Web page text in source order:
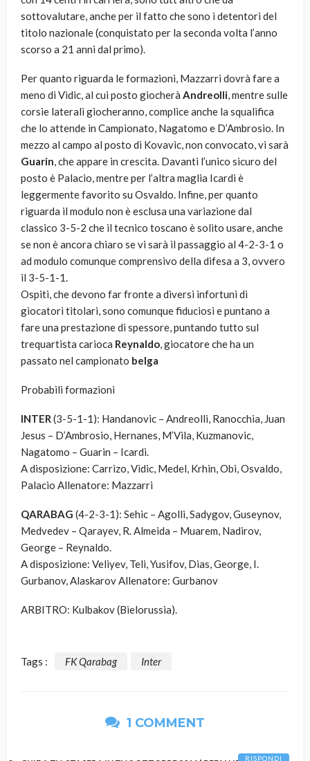
sottovalutare, anche per il fatto che sono i detentori del
titolo nazionale (conquistato per la seconda volta l’anno
scorso a 21 anni dal primo).
Per quanto riguarda le formazioni, Mazzarri dovrà fare a
meno di Vidic, al cui posto giocherà Andreolli, mentre sulle
corsie laterali giocheranno, complice anche la squalifica
che lo attende in Campionato, Nagatomo e D’Ambrosio. In
mezzo al campo al posto di Kovavic, non convocato, vi sarà
Guarin, che appare in crescita. Davanti l’unico sicuro del
posto è Palacio, mentre per l’altra maglia Icardi è
leggermente favorito su Osvaldo. Infine, per quanto
riguarda il modulo non è esclusa una variazione dal
classico 3-5-2 che il tecnico toscano è solito usare, anche
se non è ancora chiaro se vi sarà il passaggio al 4-2-3-1 o
ad modulo comunque comprensivo della difesa a 3, ovvero
il 3-5-1-1.
Ospiti, che devono far fronte a diversi infortuni di
giocatori titolari, sono comunque fiduciosi e puntano a
fare una prestazione di spessore, puntando tutto sul
trequartista carioca Reynaldo, giocatore che ha un
passato nel campionato belga
Probabili formazioni
INTER(3-5-1-1): Handanovic – Andreolli, Ranocchia, Juan
Jesus – D’Ambrosio, Hernanes, M’Vila, Kuzmanovic,
Nagatomo – Guarin – Icardi.
A disposizione: Carrizo, Vidic, Medel, Krhin, Obi, Osvaldo,
Palacio Allenatore: Mazzarri
QARABAG (4-2-3-1): Sehic – Agolli, Sadygov, Guseynov,
Medvedev – Qarayev, R. Almeida – Muarem, Nadirov,
George – Reynaldo.
A disposizione: Veliyev, Teli, Yusifov, Dias, George, I.
Gurbanov, Alaskarov Allenatore: Gurbanov
ARBITRO: Kulbakov (Bielorussia).
Tags : FK Qarabag Inter
1 COMMENT
RISPONDI